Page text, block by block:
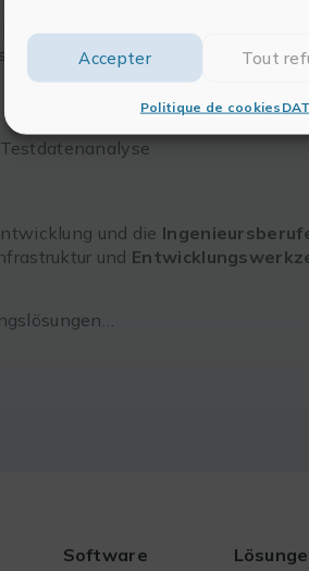
Accepter Tout
Politique de cookies
seiner Daten, sowie deren
eines Forschungsprojektes
benutzt.
und die
und
Software